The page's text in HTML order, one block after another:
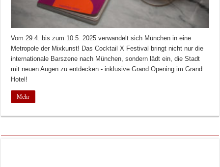
Vom 29.4. bis zum 10.5. 2025 verwandelt sich München in eine
Metropole der Mixkunst! Das Cocktail X Festival bringt nicht nur die
internationale Barszene nach München, sondern lädt ein, die Stadt
mit neuen Augen zu entdecken - inklusive Grand Opening im Grand
Hotel!
Mehr